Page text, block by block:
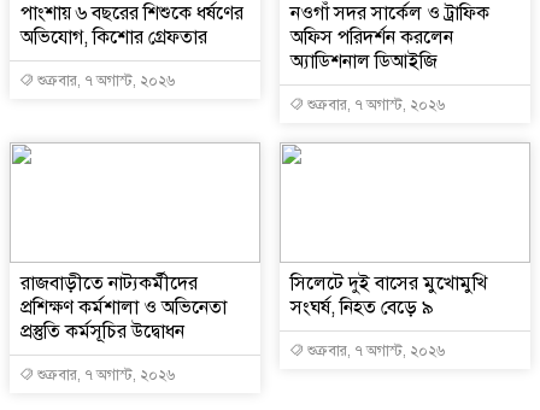
পাংশায় ৬ বছরের শিশুকে ধর্ষণের
অভিযোগ, কিশোর গ্রেফতার
শুক্রবার, ৭ অগাস্ট, ২০২৬
নওগাঁ সদর সার্কেল ও ট্রাফিক
অফিস পরিদর্শন করলেন
অ্যাডিশনাল ডিআইজি
শুক্রবার, ৭ অগাস্ট, ২০২৬
রাজবাড়ীতে নাট্যকর্মীদের
প্রশিক্ষণ কর্মশালা ও অভিনেতা
প্রস্তুতি কর্মসূচির উদ্বোধন
শুক্রবার, ৭ অগাস্ট, ২০২৬
সিলেটে দুই বাসের মুখোমুখি
সংঘর্ষ, নিহত বেড়ে ৯
শুক্রবার, ৭ অগাস্ট, ২০২৬